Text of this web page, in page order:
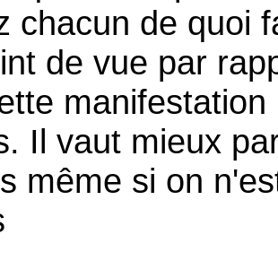
chacun de quoi
de vue par
Il vaut mieux
même si on